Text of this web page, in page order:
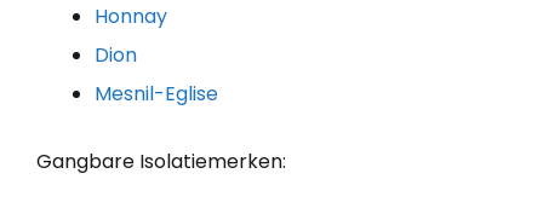
Honnay
Dion
Mesnil-Eglise
Gangbare Isolatiemerken: